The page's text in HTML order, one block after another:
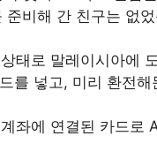
비해 간 친구는 없
태로 말레이시아에
를 넣고, 미리 환전
좌에 연결된 카드로